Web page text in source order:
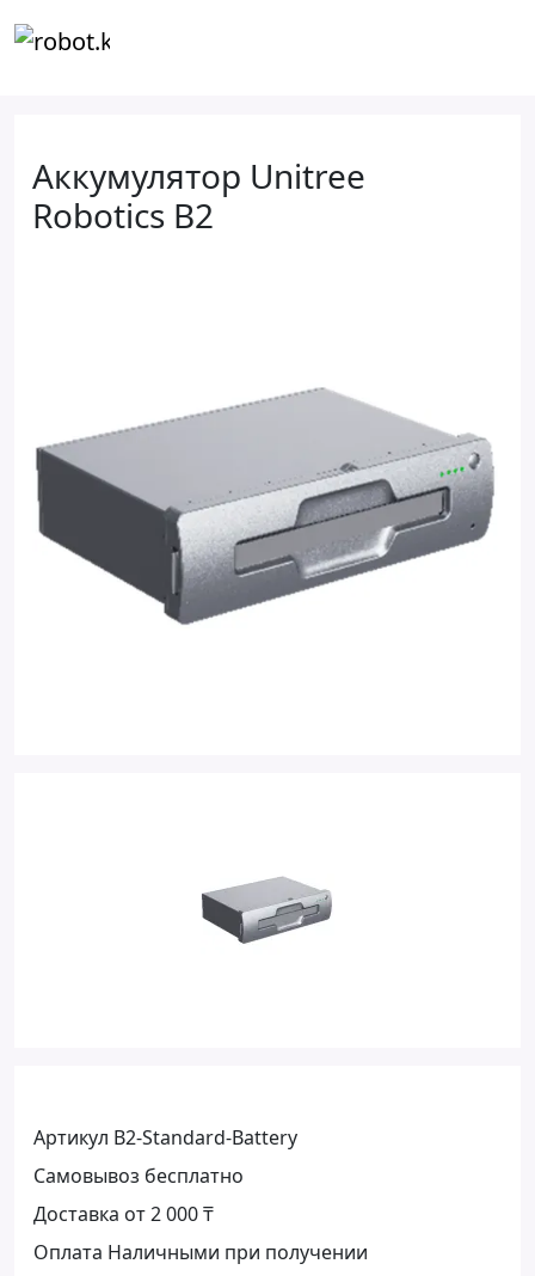
Аккумулятор Unitree
Robotics B2
Артикул B2-Standard-Battery
Самовывоз бесплатно
Доставка от 2 000 ₸
Оплата Наличными при получении